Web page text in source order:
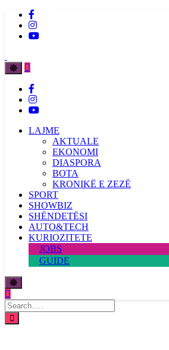
LAJME
AKTUALE
EKONOMI
DIASPORA
BOTA
KRONIKË E ZEZË
SPORT
SHOWBIZ
SHËNDETËSI
AUTO&TECH
KURIOZITETE
JOBS
GUIDE